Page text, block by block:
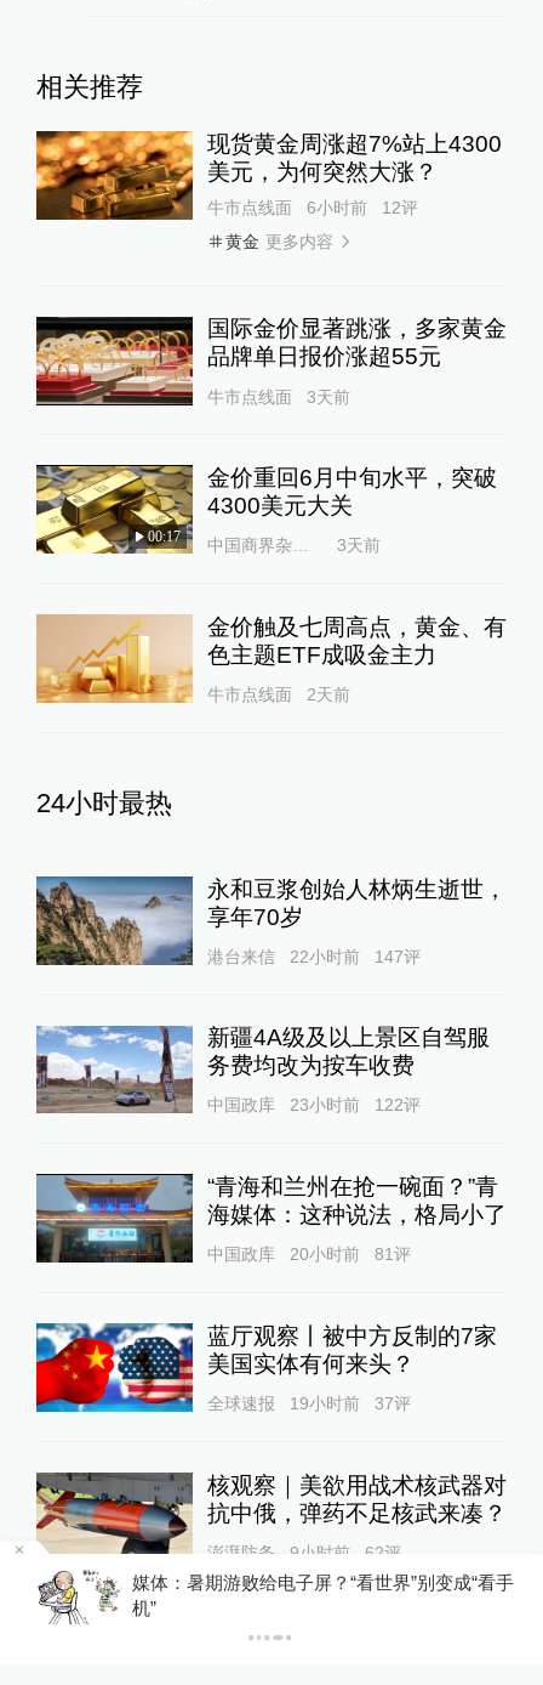
相关推荐
现货黄金周涨超7%站上4300
美元，为何突然大涨？
牛市点线面 6小时前 12评
黄金 更多内容
国际金价显著跳涨，多家黄金
品牌单日报价涨超55元
牛市点线面 3天前
00:17
金价重回6月中旬水平，突破
4300美元大关
中国商界杂志社 3天前
金价触及七周高点，黄金、有
色主题ETF成吸金主力
牛市点线面 2天前
24小时最热
永和豆浆创始人林炳生逝世，
享年70岁
港台来信 22小时前 147评
新疆4A级及以上景区自驾服
务费均改为按车收费
中国政库 23小时前 122评
“青海和兰州在抢一碗面？”青
海媒体：这种说法，格局小了
中国政库 20小时前 81评
蓝厅观察丨被中方反制的7家
美国实体有何来头？
全球速报 19小时前 37评
核观察｜美欲用战术核武器对
抗中俄，弹药不足核武来凑？
澎湃防务 9小时前 62评
看手
与特朗普关联的美石油公司拟在格陵兰岛钻探，